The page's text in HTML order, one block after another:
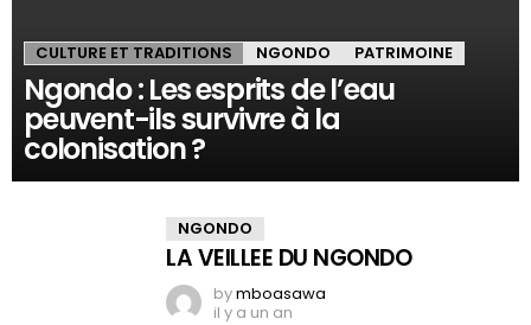
CULTURE ET TRADITIONS NGONDO PATRIMOINE
Ngondo : Les esprits de l’eau
peuvent-ils survivre à la
colonisation ?
NGONDO
LA VEILLEE DU NGONDO
bymboasawa
il y a un an